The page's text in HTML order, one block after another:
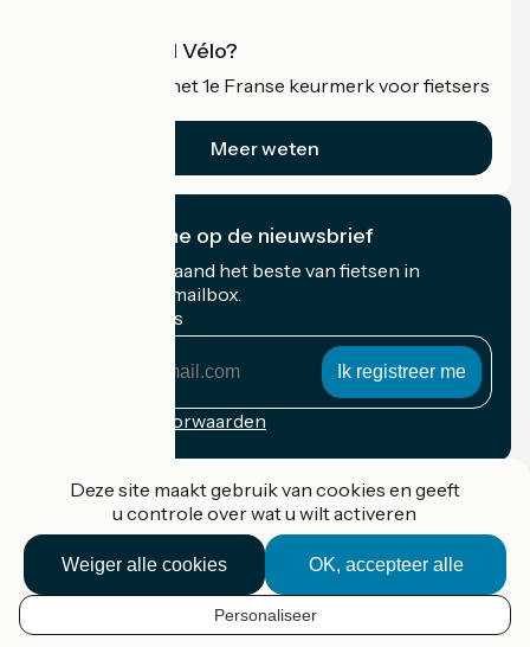
NL
Wat is Accueil Vélo?
Accueil Vélo is het 1e Franse keurmerk voor fietsers
Meer weten
Ik abonneer me op de nieuwsbrief
Ontvang elke maand het beste van fietsen in
Frankrijk in uw mailbox.
Mijn e-mailadres
Inschrijvingsvoorwaarden
Accueil Vélo Pro
Contact
Wettelijke informatie
Deze site maakt gebruik van cookies en geeft
u controle over wat u wilt activeren
OK, accepteer alle
Weiger alle cookies
Personaliseer